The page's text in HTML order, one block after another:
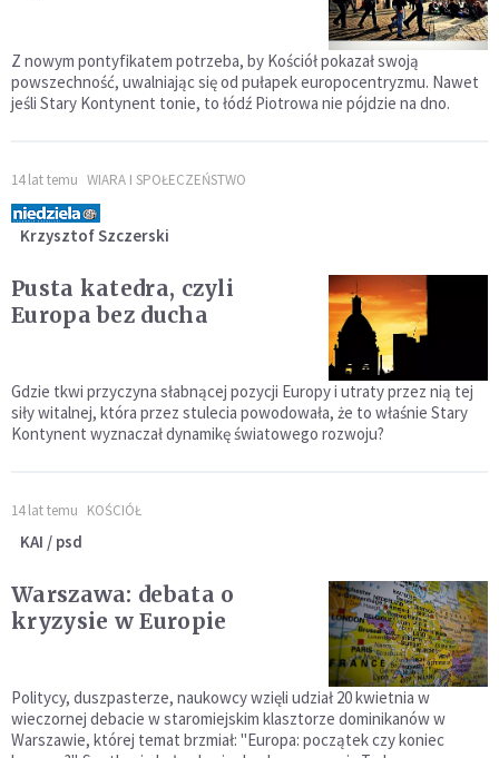
Z nowym pontyfikatem potrzeba, by Kościół pokazał swoją
powszechność, uwalniając się od pułapek europocentryzmu. Nawet
jeśli Stary Kontynent tonie, to łódź Piotrowa nie pójdzie na dno.
14 lat temu WIARA I SPOŁECZEŃSTWO
Krzysztof Szczerski
Pusta katedra, czyli
Europa bez ducha
Gdzie tkwi przyczyna słabnącej pozycji Europy i utraty przez nią tej
siły witalnej, która przez stulecia powodowała, że to właśnie Stary
Kontynent wyznaczał dynamikę światowego rozwoju?
14 lat temu KOŚCIÓŁ
KAI / psd
Warszawa: debata o
kryzysie w Europie
Politycy, duszpasterze, naukowcy wzięli udział 20 kwietnia w
wieczornej debacie w staromiejskim klasztorze dominikanów w
Warszawie, której temat brzmiał: "Europa: początek czy koniec